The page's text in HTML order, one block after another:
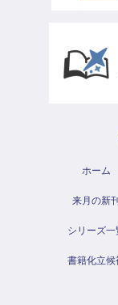
ホーム
来月の新刊
シリーズ一
書籍化立候